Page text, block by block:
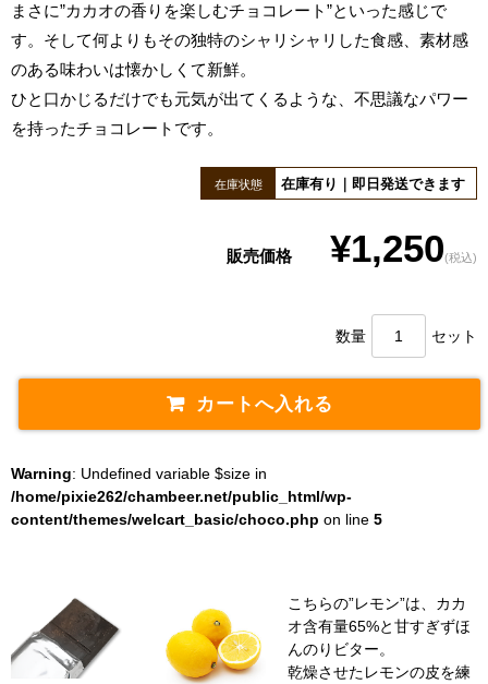
まさに”カカオの香りを楽しむチョコレート”といった感じで
す。そして何よりもその独特のシャリシャリした食感、素材感
のある味わいは懐かしくて新鮮。
ひと口かじるだけでも元気が出てくるような、不思議なパワー
を持ったチョコレートです。
在庫状態 在庫有り｜即日発送できます
販売価格¥1,250(税込)
数量 セット
Warning: Undefined variable $size in
/home/pixie262/chambeer.net/public_html/wp-
content/themes/welcart_basic/choco.php on line 5
こちらの”レモン”は、カカ
オ含有量65%と甘すぎずほ
んのりビター。
乾燥させたレモンの皮を練